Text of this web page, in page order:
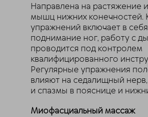
Направлена на растяжение
мышц нижних конечностей.
упражнений включает в
поднимание ног, работу с
проводится под контролем
квалифицированного
Регулярные упражнения
влияют на седалищный
и спазмы в пояснице и
Миофасциальный массаж